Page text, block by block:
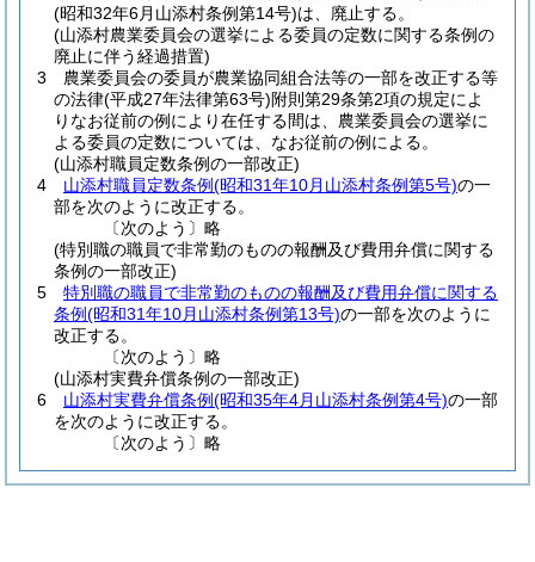
(昭和32年6月山添村条例第14号)は、廃止する。
(山添村農業委員会の選挙による委員の定数に関する条例の
廃止に伴う経過措置)
3
農業委員会の委員が農業協同組合法等の一部を改正する等
の法律(平成27年法律第63号)附則第29条第2項の規定によ
りなお従前の例により在任する間は、農業委員会の選挙に
よる委員の定数については、なお従前の例による。
(山添村職員定数条例の一部改正)
4
山添村職員定数条例(昭和31年10月山添村条例第5号)の一
部を次のように改正する。
〔次のよう〕略
(特別職の職員で非常勤のものの報酬及び費用弁償に関する
条例の一部改正)
5
特別職の職員で非常勤のものの報酬及び費用弁償に関する
条例(昭和31年10月山添村条例第13号)の一部を次のように
改正する。
〔次のよう〕略
(山添村実費弁償条例の一部改正)
6
山添村実費弁償条例(昭和35年4月山添村条例第4号)の一部
を次のように改正する。
〔次のよう〕略